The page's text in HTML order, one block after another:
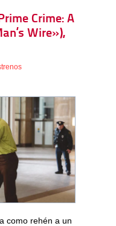
Crime: A
Wire»),
como rehén a un